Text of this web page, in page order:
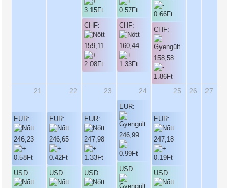
CHF:
159,11
CHF:
160,44
CHF:
158,58
21
EUR:
246,23
USD:
22
EUR:
246,65
USD:
23
EUR:
247,98
USD:
24
EUR:
246,99
USD:
25
EUR:
247,18
USD:
26 27